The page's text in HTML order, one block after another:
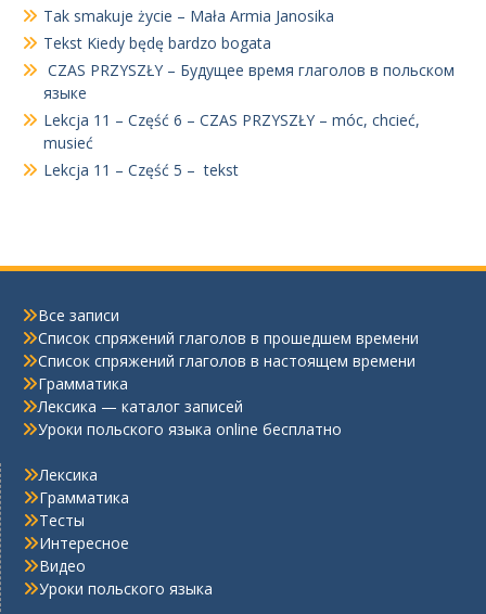
Tak smakuje życie – Mała Armia Janosika
Tekst Kiedy będę bardzo bogata
CZAS PRZYSZŁY – Будущее время глаголов в польском
языке
Lekcja 11 – Część 6 – CZAS PRZYSZŁY – móc, chcieć,
musieć
Lekcja 11 – Część 5 – tekst
Все записи
Список спряжений глаголов в прошедшем времени
Список спряжений глаголов в настоящем времени
Грамматика
Лексика — каталог записей
Уроки польского языка online бесплатно
Лексика
Грамматика
Тесты
Интересное
Видео
Уроки польского языка